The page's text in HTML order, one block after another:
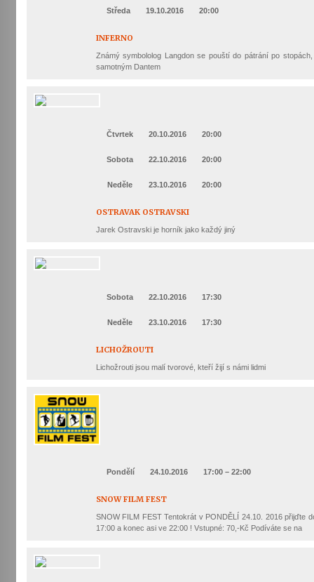
Středa 19.10.2016 20:00
INFERNO
Známý symbololog Langdon se pouští do pátrání po
samotným Dantem
Čtvrtek 20.10.2016 20:00
Sobota 22.10.2016 20:00
Neděle 23.10.2016 20:00
OSTRAVAK OSTRAVSKI
Jarek Ostravski je horník jako každý jiný
Sobota 22.10.2016 17:30
Neděle 23.10.2016 17:30
LICHOŽROUTI
Lichožrouti jsou malí tvorové, kteří žijí s námi lidmi
Pondělí 24.10.2016 17:00 – 22:00
SNOW FILM FEST
SNOW FILM FEST Tentokrát v PONDĚLÍ 24.10. 2016 přijďte
17:00 a konec asi ve 22:00 ! Vstupné: 70,-Kč Podíváte se na